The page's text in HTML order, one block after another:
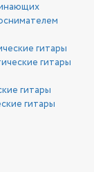
гитары
гитары
гитары
гитары